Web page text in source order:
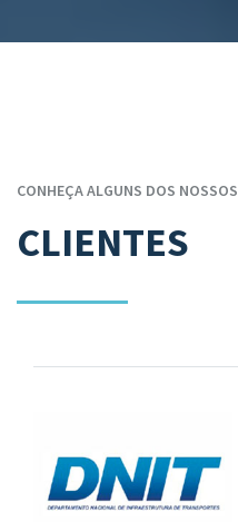
CONHEÇA ALGUNS DOS NOSSOS
CLIENTES